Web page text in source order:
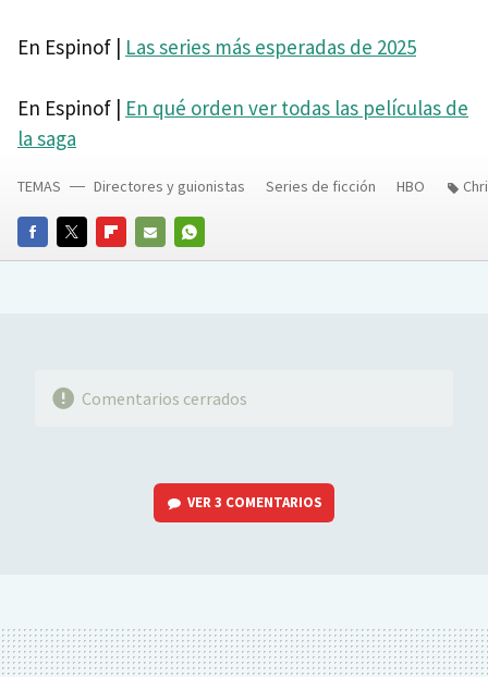
En Espinof | Las series más esperadas de 2025
En Espinof | En qué orden ver todas las películas de
la saga
FACEBOOKTWITTERFLIPBOARD
E-
WHATSAPP
TEMAS Directores y guionistas Series de ficción HBO
Comentarios cerrados
VER3 COMENTARIOS